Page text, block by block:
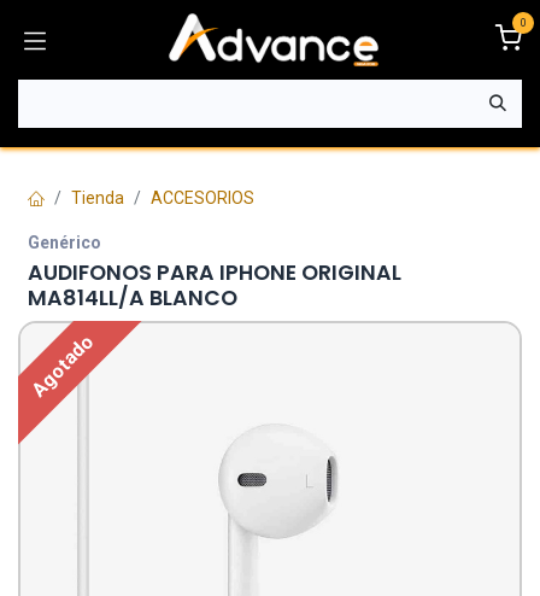
0
Tienda ACCESORIOS
Genérico
AUDIFONOS PARA IPHONE ORIGINAL
MA814LL/A BLANCO
Agotado